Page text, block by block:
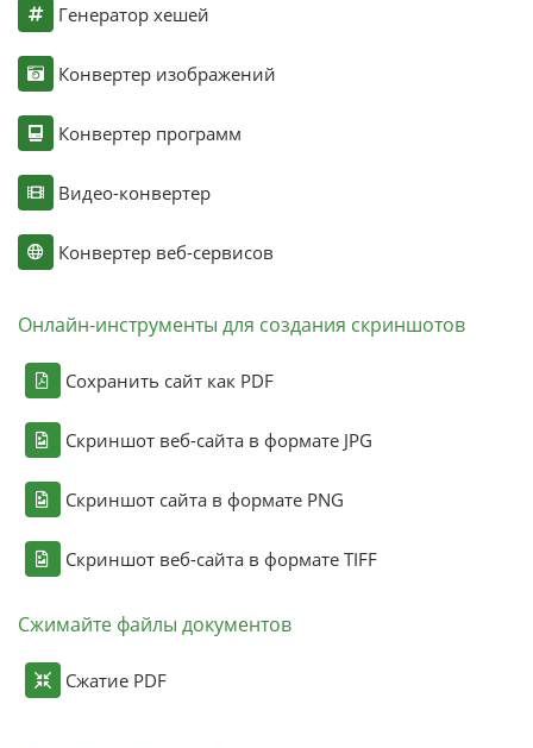
Генератор хешей
Конвертер изображений
Конвертер программ
Видео-конвертер
Конвертер веб-сервисов
Онлайн-инструменты для создания скриншотов
Сохранить сайт как PDF
Скриншот веб-сайта в формате JPG
Скриншот сайта в формате PNG
Скриншот веб-сайта в формате TIFF
Сжимайте файлы документов
Сжатие PDF